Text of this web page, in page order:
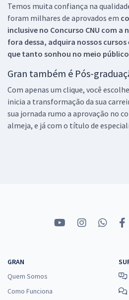
Temos muita confiança na
foram milhares de aprovados em
inclusive no Concurso CNU com a
fora dessa, adquira nossos cursos
que tanto sonhou no meio
Gran também é Pós-
Com apenas um clique, você
inicia a transformação da sua
sua jornada rumo a aprovação no
almeja, e já com o título de
GRAN
Quem Somos
Como Funciona